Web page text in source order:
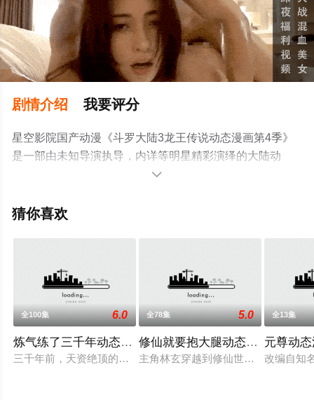
剧情介绍 我要评分
星空影院国产动漫《斗罗大陆3龙王传说动态漫画第4季》
是一部由未知导演执导，内详等明星精彩演绎的大陆动
漫，手机免费观看高清无删减完整版动漫全集就上星空电
等平台了解。

猜你喜欢
全100集 6.0
炼气练了三千年动态漫画第3季
三千年前，天资绝顶的白秋然被青冥剑宗创始人青冥道人收为
全78集 5.0
修仙就要抱大腿动态漫画
主角林玄穿越到修仙世界，因资质平
全13集
元尊动
改编自知